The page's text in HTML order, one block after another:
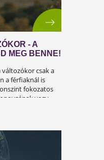
EL AZ
ŐRÜLETET!
sok családban nem
hanem egy stresszes
lehet jól csinálni!